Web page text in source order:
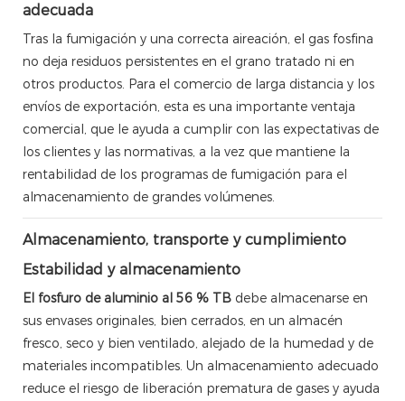
adecuada
Tras la fumigación y una correcta aireación, el gas fosfina
no deja residuos persistentes en el grano tratado ni en
otros productos. Para el comercio de larga distancia y los
envíos de exportación, esta es una importante ventaja
comercial, que le ayuda a cumplir con las expectativas de
los clientes y las normativas, a la vez que mantiene la
rentabilidad de los programas de fumigación para el
almacenamiento de grandes volúmenes.
Almacenamiento, transporte y cumplimiento
Estabilidad y almacenamiento
El fosfuro de aluminio al 56 % TB debe almacenarse en
sus envases originales, bien cerrados, en un almacén
fresco, seco y bien ventilado, alejado de la humedad y de
materiales incompatibles. Un almacenamiento adecuado
reduce el riesgo de liberación prematura de gases y ayuda